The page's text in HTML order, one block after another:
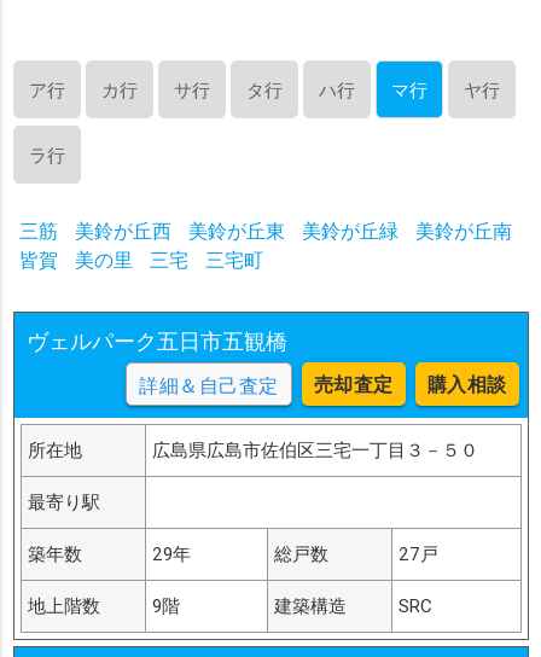
ア行 カ行 サ行 タ行 ハ行 マ行 ヤ行
ラ行
三筋 美鈴が丘西 美鈴が丘東 美鈴が丘緑
美鈴が丘南
皆賀
美の里 三宅 三宅町
ヴェルパーク五日市五観橋
詳細＆自己査定 売却査定 購入相談
所在地 広島県広島市佐伯区三宅一丁目３－５０
最寄り駅
築年数 29年 総戸数 27戸
地上階数 9階 建築構造 SRC